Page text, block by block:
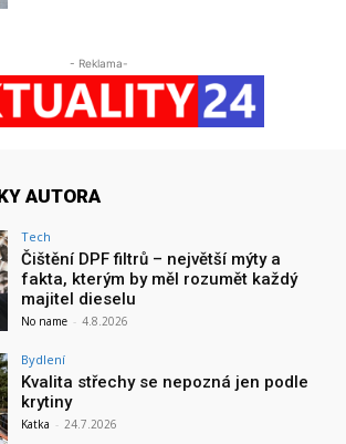
- Reklama-
AUTORA
Tech
Čištění DPF filtrů – největší mýty a
fakta, kterým by měl rozumět každý
majitel dieselu
No name - 4.8.2026
Bydlení
Kvalita střechy se nepozná jen podle
krytiny
Katka - 24.7.2026